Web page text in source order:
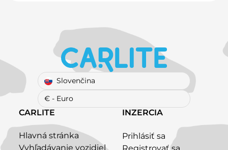
Slovenčina
€ - Euro
CARLITE
Hlavná stránka
Vyhľadávanie vozidiel
INZERCIA
Prihlásiť sa